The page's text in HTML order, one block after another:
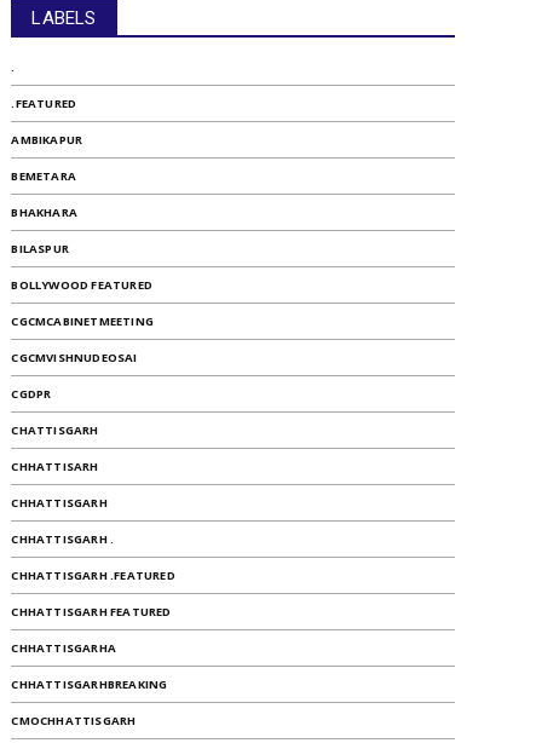
LABELS
.
.FEATURED
AMBIKAPUR
BEMETARA
BHAKHARA
BILASPUR
BOLLYWOOD FEATURED
CGCMCABINETMEETING
CGCMVISHNUDEOSAI
CGDPR
CHATTISGARH
CHHATTISARH
CHHATTISGARH
CHHATTISGARH .
CHHATTISGARH .FEATURED
CHHATTISGARH FEATURED
CHHATTISGARHA
CHHATTISGARHBREAKING
CMOCHHATTISGARH